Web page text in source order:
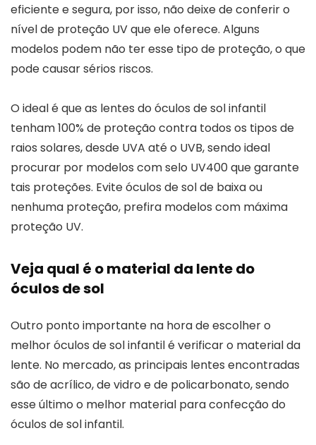
eficiente e segura, por isso, não deixe de conferir o
nível de proteção UV que ele oferece. Alguns
modelos podem não ter esse tipo de proteção, o que
pode causar sérios riscos.
O ideal é que as lentes do óculos de sol infantil
tenham 100% de proteção contra todos os tipos de
raios solares, desde UVA até o UVB, sendo ideal
procurar por modelos com selo UV400 que garante
tais proteções. Evite óculos de sol de baixa ou
nenhuma proteção, prefira modelos com máxima
proteção UV.
Veja qual é o material da lente do
óculos de sol
Outro ponto importante na hora de escolher o
melhor óculos de sol infantil é verificar o material da
lente. No mercado, as principais lentes encontradas
são de acrílico, de vidro e de policarbonato, sendo
esse último o melhor material para confecção do
óculos de sol infantil.